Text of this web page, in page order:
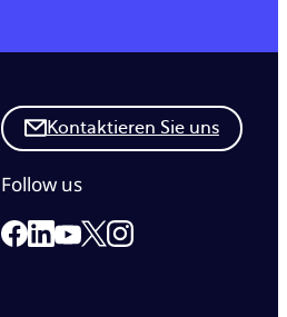
Kontaktieren Sie uns
Follow us
Link to our Facebook page
Link to our Linkedin page
Link to our Youtube page
Link to our X page
Link to our